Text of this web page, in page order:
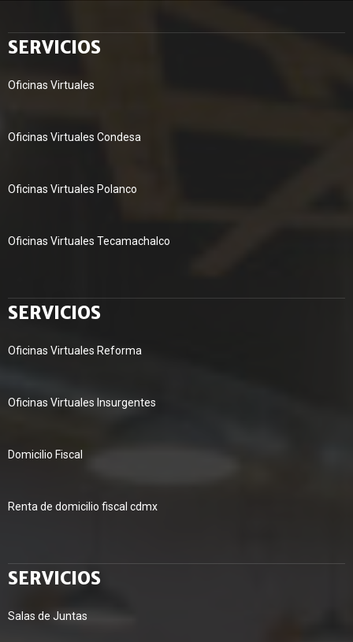
SERVICIOS
Oficinas Virtuales
Oficinas Virtuales Condesa
Oficinas Virtuales Polanco
Oficinas Virtuales Tecamachalco
SERVICIOS
Oficinas Virtuales Reforma
Oficinas Virtuales Insurgentes
Domicilio Fiscal
Renta de domicilio fiscal cdmx
SERVICIOS
Salas de Juntas